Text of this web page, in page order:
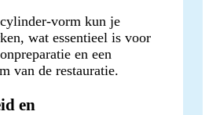
vorm kun je
wat essentieel is voor
en een
van de restauratie.
en